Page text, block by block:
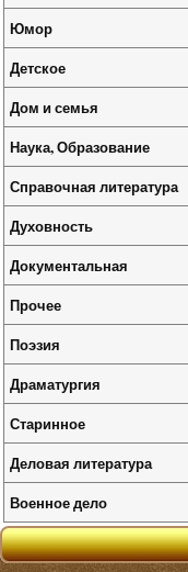
Юмор
Детское
Дом и семья
Наука, Образование
Справочная литература
Духовность
Документальная
Прочее
Поэзия
Драматургия
Старинное
Деловая литература
Военное дело